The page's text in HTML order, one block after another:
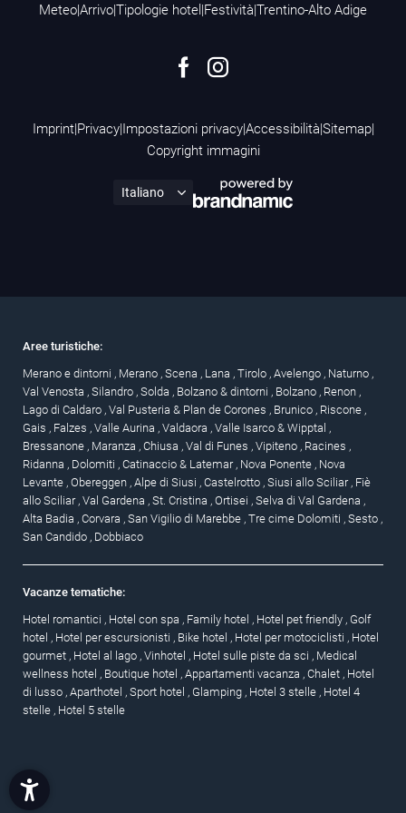
Meteo|Arrivo|Tipologie hotel |Festività|Trentino-Alto Adige
Imprint|Privacy|Impostazioni privacy|Accessibilità|Sitemap|
Copyright immagini
Aree turistiche:
Merano e dintorni , Merano , Scena , Lana , Tirolo , Avelengo , Naturno ,
Val Venosta , Silandro , Solda , Bolzano & dintorni , Bolzano , Renon ,
Lago di Caldaro , Val Pusteria & Plan de Corones , Brunico , Riscone ,
Gais , Falzes , Valle Aurina , Valdaora , Valle Isarco & Wipptal ,
Bressanone , Maranza , Chiusa , Val di Funes , Vipiteno , Racines ,
Ridanna , Dolomiti , Catinaccio & Latemar , Nova Ponente , Nova
Levante , Obereggen , Alpe di Siusi , Castelrotto , Siusi allo Sciliar , Fiè
allo Sciliar , Val Gardena , St. Cristina , Ortisei , Selva di Val Gardena ,
Alta Badia , Corvara , San Vigilio di Marebbe , Tre cime Dolomiti , Sesto ,
San Candido , Dobbiaco
Vacanze tematiche:
Hotel romantici , Hotel con spa , Family hotel , Hotel pet friendly , Golf
hotel , Hotel per escursionisti , Bike hotel , Hotel per motociclisti , Hotel
gourmet , Hotel al lago , Vinhotel , Hotel sulle piste da sci , Medical
wellness hotel , Boutique hotel , Appartamenti vacanza , Chalet , Hotel
di lusso , Aparthotel , Sport hotel , Glamping , Hotel 3 stelle , Hotel 4
stelle , Hotel 5 stelle